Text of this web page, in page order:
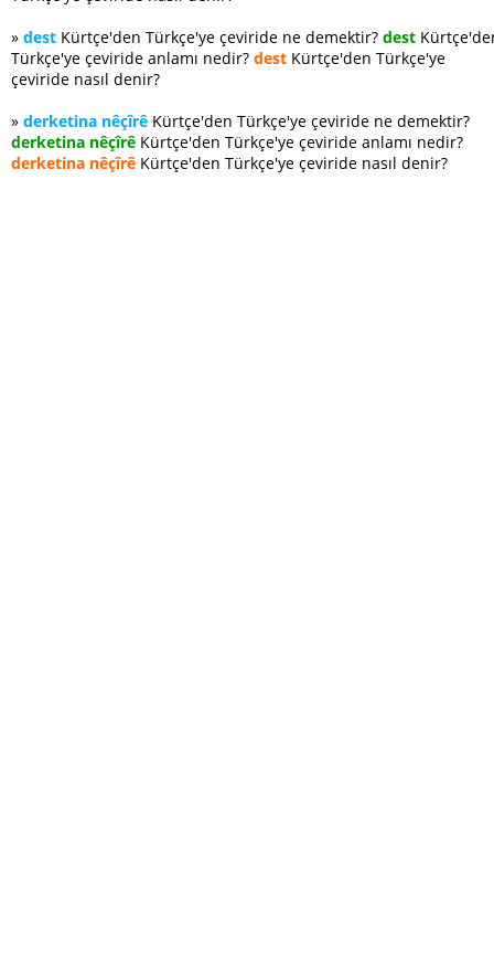
» dest Kürtçe'den Türkçe'ye çeviride ne demektir? dest
Türkçe'ye çeviride anlamı nedir? dest Kürtçe'den Türkçe'ye
çeviride nasıl denir?
» derketina nêçîrê Kürtçe'den Türkçe'ye çeviride ne demektir?
derketina nêçîrê Kürtçe'den Türkçe'ye çeviride anlamı nedir?
derketina nêçîrê Kürtçe'den Türkçe'ye çeviride nasıl denir?